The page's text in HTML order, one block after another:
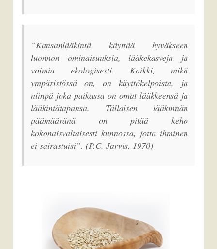
”Kansanlääkintä käyttää hyväkseen
luonnon ominaisuuksia, lääkekasveja ja
voimia ekologisesti. Kaikki, mikä
ympäristössä on, on käyttökelpoista, ja
niinpä joka paikassa on omat lääkkeensä ja
lääkintätapansa. Tällaisen lääkinnän
päämääränä on pitää keho
kokonaisvaltaisesti kunnossa, jotta ihminen
ei sairastuisi”. (P.C. Jarvis, 1970)